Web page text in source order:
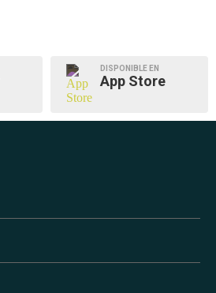
DISPONIBLE EN
App Store